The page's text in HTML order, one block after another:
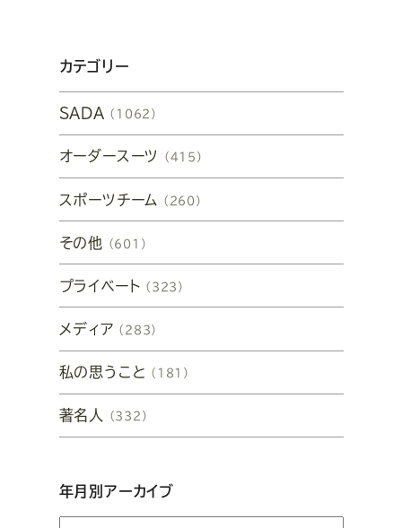
カテゴリー
SADA （1062）
オーダースーツ （415）
スポーツチーム （260）
その他 （601）
プライベート （323）
メディア （283）
私の思うこと （181）
著名人 （332）
年月別アーカイブ